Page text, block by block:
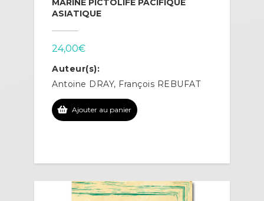
MARINE PICTOLIFE PACIFIQUE
ASIATIQUE
24,00€
Auteur(s):
Antoine DRAY, François REBUFAT
Ajouter au panier